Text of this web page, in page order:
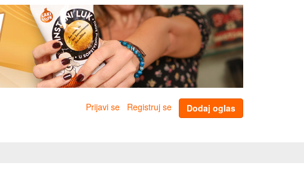
Prijavi se Registruj se Dodaj oglas